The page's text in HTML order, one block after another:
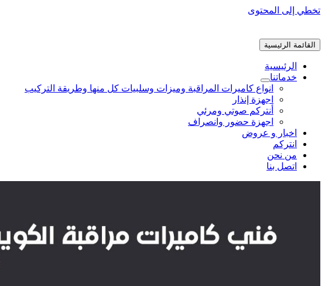
تخطي إلى المحتوى
القائمة الرئيسية
الرئيسية
خدماتنا
انواع كاميرات المراقبة وميزات وسلبيات كل منها وطريقة التركيب
اجهزة إنذار
أنتركم صوتي ومرئي
اجهزة حضور وانصراف
اخبار و عروض
انتركم
من نحن
اتصل بنا